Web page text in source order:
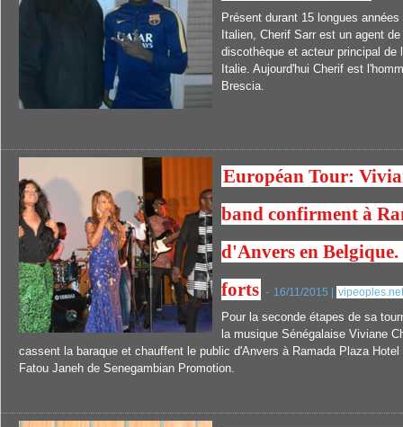
Présent durant 15 longues
Italien, Cherif Sarr est un agent
discothèque et acteur principal de
Italie. Aujourd'hui Cherif est
Brescia.
Européan Tour:
band confirment à
d'Anvers en Belgique.
forts - 16/11/2015 |
Pour la seconde étapes de sa
la musique Sénégalaise Viviane
cassent la baraque et chauffent le public d'Anvers à Ramada Plaza
Fatou Janeh de Senegambian Promotion.